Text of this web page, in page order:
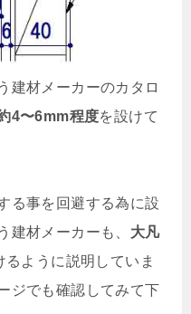
建材メーカーのカタロ
4〜6mm程度を設けて
る事を回避する為に設
建材メーカーも、 大凡
るように説明していま
ジでも確認してみて下